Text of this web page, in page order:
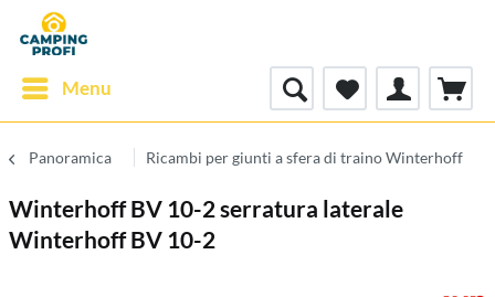
Menu
Panoramica Ricambi per giunti a sfera di traino Winterhoff
Winterhoff BV 10-2 serratura laterale
Winterhoff BV 10-2